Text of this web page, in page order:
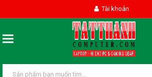
Tài khoản